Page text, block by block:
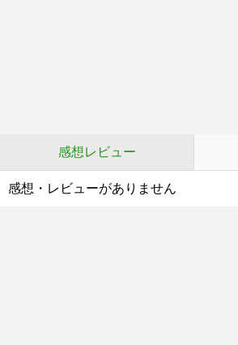
感想レビュー
感想・レビューがありません